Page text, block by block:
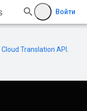
Войти
Cloud Translation API